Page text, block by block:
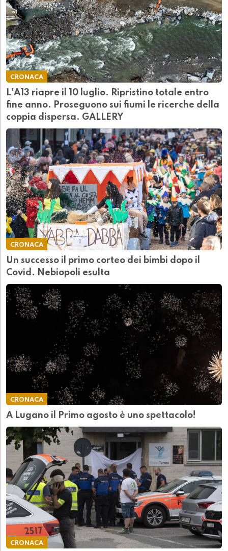
CRONACA
L'A13 riapre il 10 luglio. Ripristino totale entro
fine anno. Proseguono sui fiumi le ricerche della
coppia dispersa. GALLERY
CRONACA
Un successo il primo corteo dei bimbi dopo il
Covid. Nebiopoli esulta
CRONACA
A Lugano il Primo agosto è uno spettacolo!
CRONACA